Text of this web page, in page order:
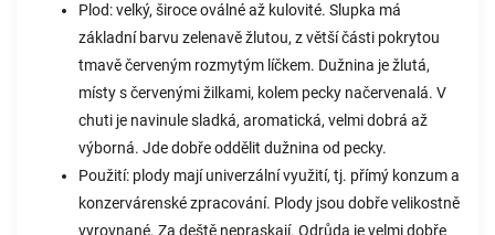
Plod: velký, široce oválné až kulovité. Slupka má
základní barvu zelenavě žlutou, z větší části pokrytou
tmavě červeným rozmytým líčkem. Dužnina je žlutá,
místy s červenými žilkami, kolem pecky načervenalá. V
chuti je navinule sladká, aromatická, velmi dobrá až
výborná. Jde dobře oddělit dužnina od pecky.
Použití: plody mají univerzální využití, tj. přímý konzum a
konzervárenské zpracování. Plody jsou dobře velikostně
vyrovnané. Za deště nepraskají. Odrůda je velmi dobře